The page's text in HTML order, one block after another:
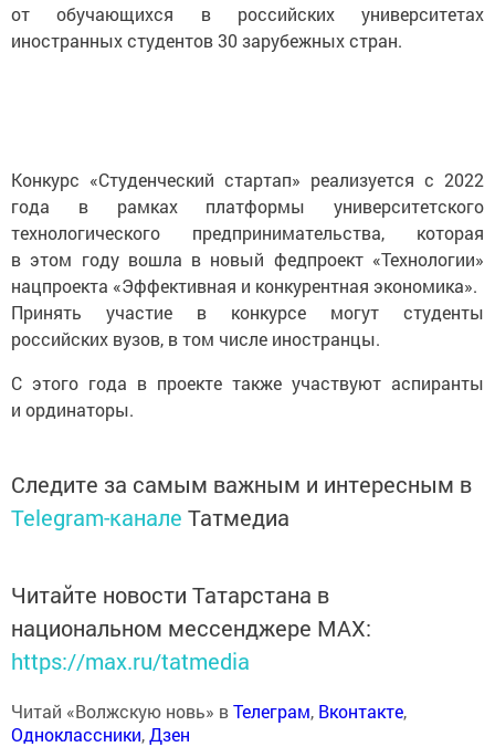
от обучающихся в российских университетах
иностранных студентов 30 зарубежных стран.
Конкурс «Студенческий стартап» реализуется с 2022
года в рамках платформы университетского
технологического предпринимательства, которая
в этом году вошла в новый федпроект «Технологии»
нацпроекта «Эффективная и конкурентная экономика».
Принять участие в конкурсе могут студенты
российских вузов, в том числе иностранцы.
С этого года в проекте также участвуют аспиранты
и ординаторы.
Следите за самым важным и интересным в
Telegram-канале Татмедиа
Читайте новости Татарстана в
национальном мессенджере MАХ:
https://max.ru/tatmedia
Читай «Волжскую новь» вТелеграм, Вконтакте,
Одноклассники,Дзен